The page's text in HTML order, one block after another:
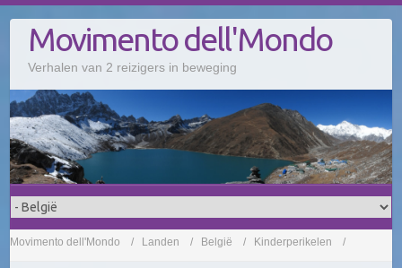
Movimento dell'Mondo
Verhalen van 2 reizigers in beweging
Movimento dell'Mondo Landen België Kinderperikelen